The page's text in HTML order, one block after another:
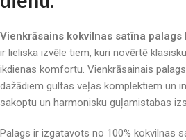
Vienkrāsains kokvilnas satīna
ir lieliska izvēle tiem, kuri novērtē
ikdienas komfortu. Vienkrāsainais
dažādiem gultas veļas komplektiem un
sakoptu un harmonisku guļamistabas
Palags ir izgatavots no 100% kokvilnas